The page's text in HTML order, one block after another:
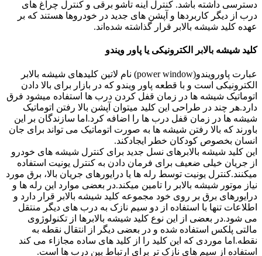
دسترسی داشته باشد. کنترل آینه تاشو برقی و کنترل چراغ های
درب از دیگر کاربردها و آپشن های جدید در خودروها هستند که بر
عهده کلید شیشه بالابر قرار گذاشته شده‌اند.
کلید شیشه بالابر الکترونیکی یا پاور ویندو
عبارت پاورویندو(power window) نام لاتین کلیدهای شیشه بالابر
الکترونیکی است و با قطعه پاور ویندو که در بازار برای بالا دادن
اتوماتیک شیشه ها در زمان قفل کردن درب ها استفاده میشود فرق
دارد.هر چند در طراحی این کلید میتوان آپشن بالا رفتن اتوماتیک
شیشه ها در زمان قفل درب ها را اضافه کرد.اما سازندگان بر این
باورند که بالا رفتن شیشه ها به صورت اتوماتیک می تواند برای جان
انسان بخصوص کودکان خطر ایجادکند.
این کلید شیشه بالابرهای نسل جدید برای کنترل شیشه های خودرو
از جریان خیلی ضعیف برای فرمان دادن به کنترل یونیت استفاده
میکنند.کنترل یونیت توسط رله ها یا درایورهای جریان بالا، برق مورد
نیاز موتور شیشه بالابر را تامین میکند.در بعضی موارد این رله ها و
درایورهای برق بر روی خود مجموعه کلید شیشه بالابر قرار دارد و
اطلاعات تنها با استفاده از دو سیم نازک به درب های دیگر منتقل
می شود.در بعضی از این نوع کلید شیشه بالابرها از تکنولوژوی
مالتی پلکس استفاده شده و در بعضی دیگر از انتقال نقطه به
نقطه.اما موردی که این کلید را از کلید های ساده مجازاء می کند
استفاده از سیم های نازک تر برای ارتباط بین درب ها است.